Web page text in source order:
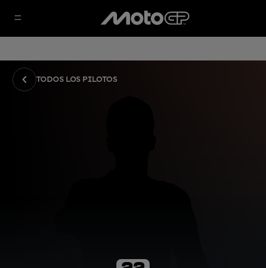
TODOS LOS PILOTOS